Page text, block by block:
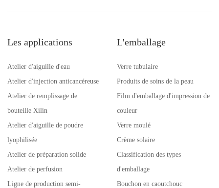
Les applications
Atelier d'aiguille d'eau
Atelier d'injection anticancéreuse
Atelier de remplissage de
bouteille Xilin
Atelier d'aiguille de poudre
lyophilisée
Atelier de préparation solide
Atelier de perfusion
Ligne de production semi-
L'emballage
Verre tubulaire
Produits de soins de la peau
Film d'emballage d'impression de
couleur
Verre moulé
Crème solaire
Classification des types
d'emballage
Bouchon en caoutchouc